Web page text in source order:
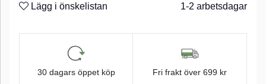
Lägg i önskelistan 1-2 arbetsdagar
30 dagars öppet köp Fri frakt över 699 kr